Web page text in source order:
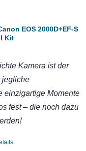
EOS 2000D+EF-S
Kit
Kamera ist der
einzigartige Momente
fest – die noch dazu